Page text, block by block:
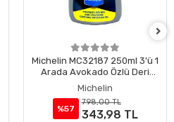
Michelin MC32187 250ml 3’ü 1
Arada Avokado Özlü Deri
Temizleme ve Bakım Losyonu
Michelin
%57
798,00 TL
343,98 TL